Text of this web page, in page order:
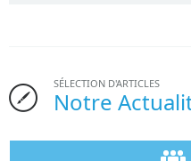
SÉLECTION D'ARTICLES
Notre